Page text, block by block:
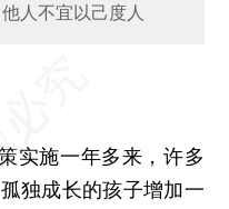
人不宜以己度人
实施一年多来，许多
独成长的孩子增加一